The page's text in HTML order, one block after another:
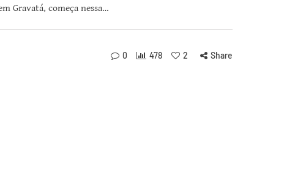
Gravatá, começa nessa…
0 478 2 Share